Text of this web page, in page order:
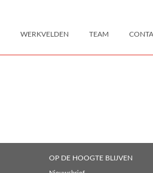
WERKVELDEN TEAM
OP DE HOOGTE BLIJVEN